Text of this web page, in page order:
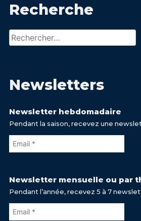
Recherche
Rechercher :
Newsletters
Newsletter hebdomadaire
Pendant la saison, recevez une
Newsletter mensuelle ou par
Pendant l’année, recevez 5 à 7